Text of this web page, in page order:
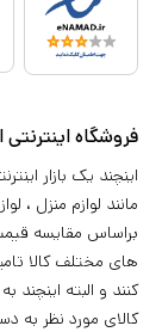
فروشگاه
اینچند یک بازار
مانند لوازم منزل ،
براساس مقایسه
های مختلف کالا
کنند و البته
کالای مورد نظر به